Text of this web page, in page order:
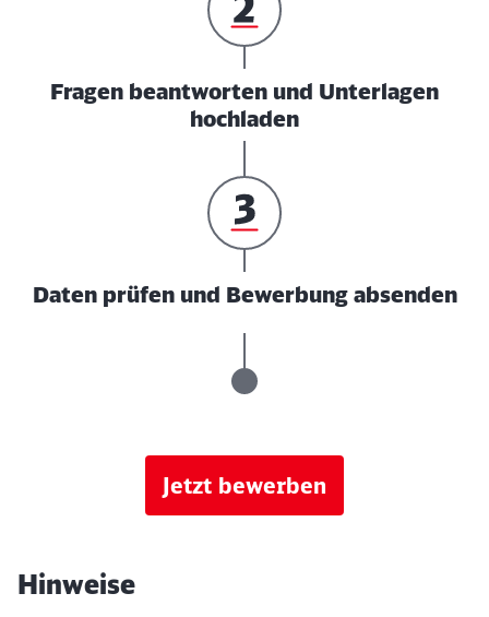
Fragen beantworten und Unterlagen
hochladen
Daten prüfen und Bewerbung absenden
Jetzt bewerben
Hinweise